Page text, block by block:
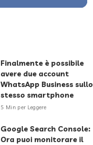
Finalmente è possibile
avere due account
WhatsApp Business sullo
stesso smartphone
5 Min per Leggere
Google Search Console:
Ora puoi monitorare il